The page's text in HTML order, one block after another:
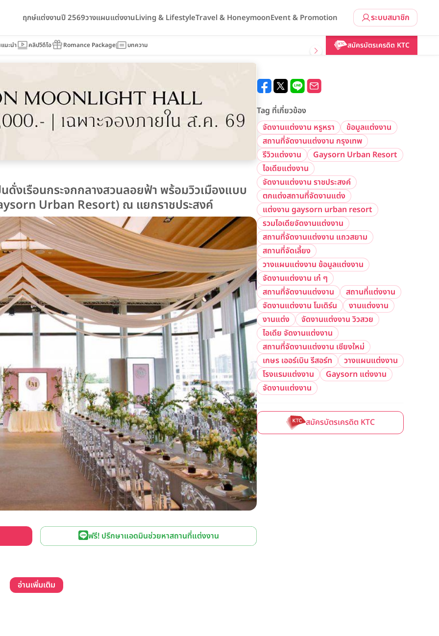
ระบบสมาชิก
ฤกษ์แต่งงานปี 2569วางแผนแต่งงานLiving & LifestyleTravel & HoneymoonEvent & Promotion
นะนำ คลิปวีดีโอ Romance Package บทความ สมัครบัตรเครดิต KTC
ดั่งเรือนกระจกกลางสวนลอยฟ้า พร้อมวิวเมืองแบบ
Urban Resort) ณ แยกราชประสงค์
ฟรี! ปรึกษาแอดมินช่วยหาสถานที่แต่งงาน
อ่านเพิ่มเติม
Tag ที่เกี่ยวข้อง
จัดงานแต่งงาน หรูหรา
ข้อมูลแต่งงาน
สถานที่จัดงานแต่งงาน กรุงเทพ
รีวิวแต่งงาน
Gaysorn Urban Resort
ไอเดียแต่งงาน
จัดงานแต่งงาน ราชประสงค์
ตกแต่งสถานที่จัดงานแต่ง
แต่งงาน gaysorn urban resort
รวมไอเดียจัดงานแต่งงาน
สถานที่จัดงานแต่งงาน แถวสยาม
สถานที่จัดเลี้ยง
วางแผนแต่งงาน ข้อมูลแต่งงาน
จัดงานแต่งงาน เก๋ ๆ
สถานที่จัดงานแต่งงาน
สถานที่แต่งงาน
จัดงานแต่งงาน โมเดิร์น
งานแต่งงาน
งานแต่ง
จัดงานแต่งงาน วิวสวย
ไอเดีย จัดงานแต่งงาน
สถานที่จัดงานแต่งงาน เชียงใหม่
เกษร เออร์เบิน รีสอร์ท
วางแผนแต่งงาน
โรงแรมแต่งงาน
Gaysorn แต่งงาน
จัดงานแต่งงาน
สมัครบัตรเครดิต KTC